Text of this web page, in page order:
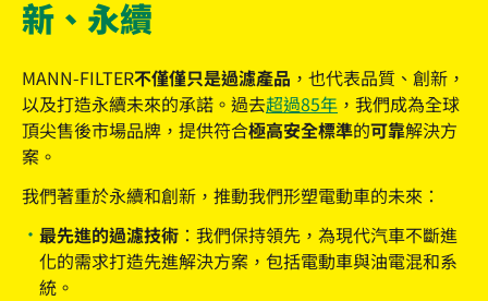
新、永續
MANN-FILTER不僅僅只是過濾產品 ，也代表品質、創新，
以及打造永續未來的承諾。過去超過85年 ，我們成為全球
頂尖售後市場品牌，提供符合極高安全標準的可靠解決方
案。
我們著重於永續和創新，推動我們形塑電動車的未來：
最先進的過濾技術： 我們保持領先，為現代汽車不斷進
化的需求打造先進解決方案，包括電動車與油電混和系
統。